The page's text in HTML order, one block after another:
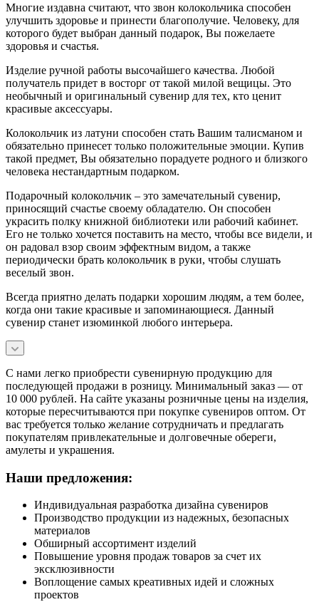
Многие издавна считают, что звон колокольчика способен
улучшить здоровье и принести благополучие. Человеку, для
которого будет выбран данный подарок, Вы пожелаете
здоровья и счастья.
Изделие ручной работы высочайшего качества. Любой
получатель придет в восторг от такой милой вещицы. Это
необычный и оригинальный сувенир для тех, кто ценит
красивые аксессуары.
Колокольчик из латуни способен стать Вашим талисманом и
обязательно принесет только положительные эмоции. Купив
такой предмет, Вы обязательно порадуете родного и близкого
человека нестандартным подарком.
Подарочный колокольчик – это замечательный сувенир,
приносящий счастье своему обладателю. Он способен
украсить полку книжной библиотеки или рабочий кабинет.
Его не только хочется поставить на место, чтобы все видели, и
он радовал взор своим эффектным видом, а также
периодически брать колокольчик в руки, чтобы слушать
веселый звон.
Всегда приятно делать подарки хорошим людям, а тем более,
когда они такие красивые и запоминающиеся. Данный
сувенир станет изюминкой любого интерьера.
С нами легко приобрести сувенирную продукцию для
последующей продажи в розницу. Минимальный заказ — от
10 000 рублей. На сайте указаны розничные цены на изделия,
которые пересчитываются при покупке сувениров оптом. От
вас требуется только желание сотрудничать и предлагать
покупателям привлекательные и долговечные обереги,
амулеты и украшения.
Наши предложения:
Индивидуальная разработка дизайна сувениров
Производство продукции из надежных, безопасных
материалов
Обширный ассортимент изделий
Повышение уровня продаж товаров за счет их
эксклюзивности
Воплощение самых креативных идей и сложных
проектов